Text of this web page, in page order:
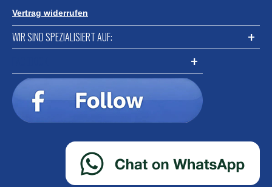
Vertrag widerrufen
WIR SIND SPEZIALISIERT AUF: